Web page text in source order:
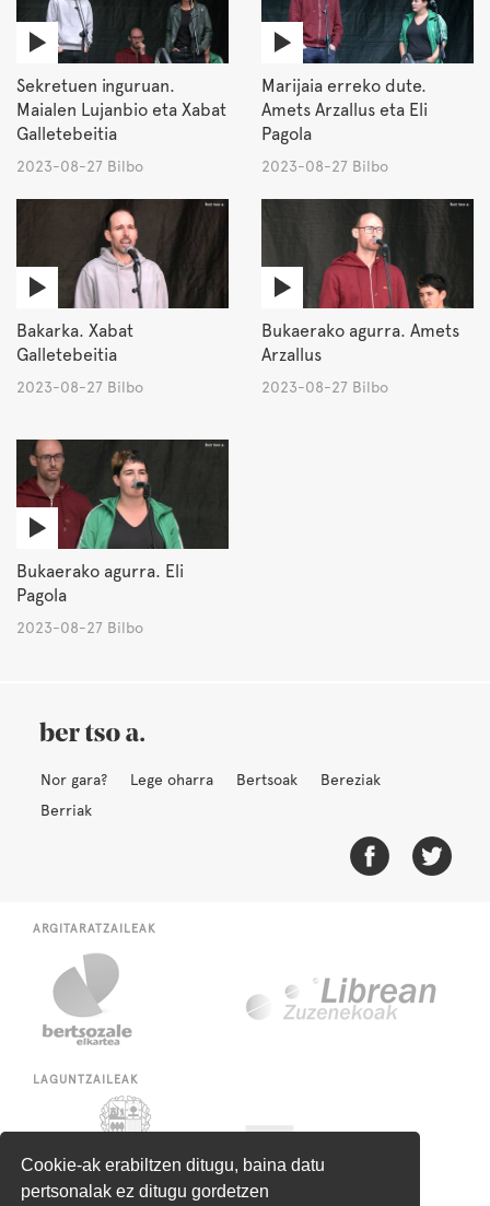
Cookie-ak erabiltzen ditugu, baina datu
pertsonalak ez ditugu gordetzen
Sekretuen inguruan.
Maialen Lujanbio eta Xabat
Galletebeitia
2023-08-27 Bilbo
Marijaia erreko dute.
Amets Arzallus eta Eli
Pagola
2023-08-27 Bilbo
Bakarka. Xabat
Galletebeitia
2023-08-27 Bilbo
Bukaerako agurra. Amets
Arzallus
2023-08-27 Bilbo
Bukaerako agurra. Eli
Pagola
2023-08-27 Bilbo
Nor gara? Lege oharra Bertsoak
Bereziak
Berriak
ARGITARATZAILEAK
LAGUNTZAILEAK